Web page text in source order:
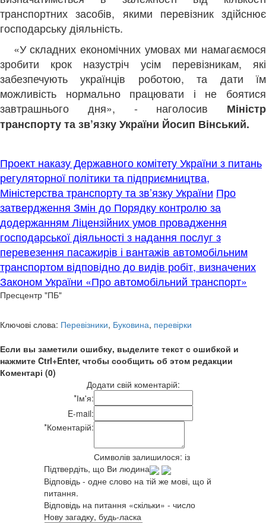
транспортних засобів, якими перевізник здійснює
господарську діяльність.
«У складних економічних умовах ми намагаємося
зробити крок назустріч усім перевізникам, які
забезпечують українців роботою, та дати їм
можливість нормально працювати і не боятися
завтрашнього дня», - наголосив Міністр
транспорту та зв’язку України Йосип Вінський.
Проект наказу Державного комітету України з питань
регуляторної політики та підприємництва,
Міністерства транспорту та зв’язку України Про
затвердження Змін до Порядку контролю за
додержанням Ліцензійних умов провадження
господарської діяльності з надання послуг з
перевезення пасажирів і вантажів автомобільним
транспортом відповідно до видів робіт, визначених
Законом України «Про автомобільний транспорт»
Пресцентр "ПБ"
Ключові слова: Перевізники, Буковина, перевірки
Если вы заметили ошибку, выделите текст с ошибкой и
нажмите Ctrl+Enter, чтобы сообщить об этом редакции
Коментарі (0)
Додати свій коментарій:
*Ім'я:
E-mail:
*Коментарій:
Символів залишилося: із
Підтвердіть, що Ви людина
Відповідь - одне слово на тій же мові, що й
питання.
Відповідь на питання «скільки» - число
Нову загадку, будь-ласка